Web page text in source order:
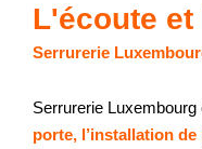
L'écoute
Serrurerie
Serrurerie
porte, l’installation